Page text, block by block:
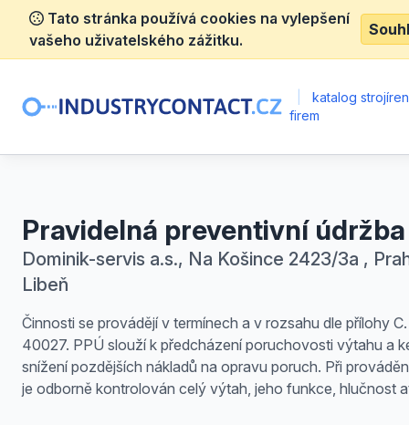
Tato stránka používá cookies na vylepšení
vašeho uživatelského zážitku.
katalog
firem
Pravidelná preventivní údržba
Dominik-servis a.s., Na Košince 2423/3a ,
Libeň
Činnosti se provádějí v termínech a v rozsahu dle přílohy
40027. PPÚ slouží k předcházení poruchovosti výtahu a
snížení pozdějších nákladů na opravu poruch. Při
je odborně kontrolován celý výtah, jeho funkce, hlučnost